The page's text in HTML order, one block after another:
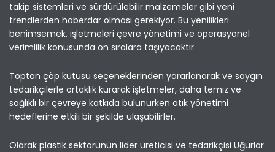
takip sistemleri ve sürdürülebilir malzemeler gibi yeni
trendlerden haberdar olması gerekiyor. Bu yenilikleri
benimsemek, işletmeleri çevre yönetimi ve operasyonel
verimlilik konusunda ön sıralara taşıyacaktır.
Toptan çöp kutusu seçeneklerinden yararlanarak ve saygın
tedarikçilerle ortaklık kurarak işletmeler, daha temiz ve
sağlıklı bir çevreye katkıda bulunurken atık yönetimi
hedeflerine etkili bir şekilde ulaşabilirler.
Olarak plastik sektörünün lider üreticisi ve tedarikçisi Uğurlar